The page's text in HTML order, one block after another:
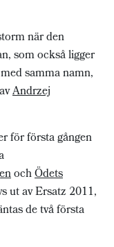
när den
som också ligger
samma namn,
avAndrzej
för första gången
ochÖdets
ut av Ersatz 2011,
de två första